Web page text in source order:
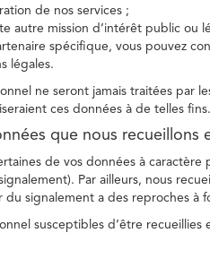
de nos services ;
autre mission d’intérêt public ou
spécifique, vous pouvez
légales.
ne seront jamais traitées par
ces données à de telles fins.
que nous recueillons
de vos données à
Par ailleurs, nous
du signalement a des reproches à
susceptibles d’être recueillies